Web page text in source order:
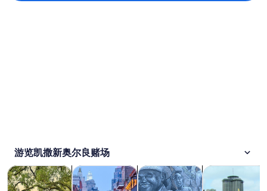
游览凯撒新奥尔良赌场
观光一日游在新标签页中打开
历史和文化在新标签页中打开
私人和定制之旅在新标签页中
游轮及游船之